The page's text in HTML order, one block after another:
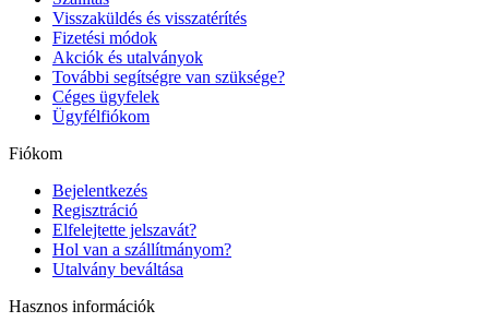
Visszaküldés és visszatérítés
Fizetési módok
Akciók és utalványok
További segítségre van szüksége?
Céges ügyfelek
Ügyfélfiókom
Fiókom
Bejelentkezés
Regisztráció
Elfelejtette jelszavát?
Hol van a szállítmányom?
Utalvány beváltása
Hasznos információk